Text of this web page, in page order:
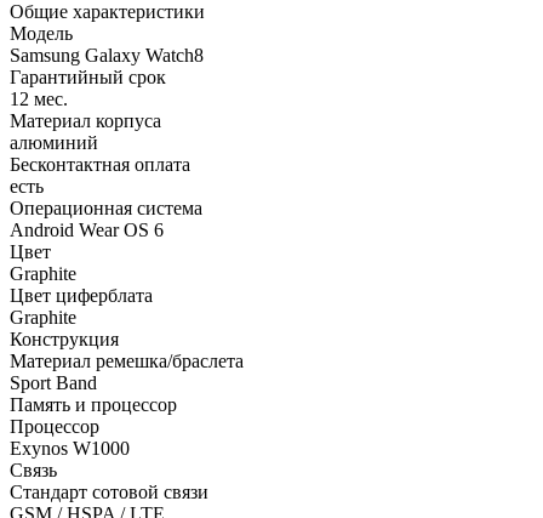
Общие характеристики
Модель
Samsung Galaxy Watch8
Гарантийный срок
12 мес.
Материал корпуса
алюминий
Бесконтактная оплата
есть
Операционная система
Android Wear OS 6
Цвет
Graphite
Цвет циферблата
Graphite
Конструкция
Материал ремешка/браслета
Sport Band
Память и процессор
Процессор
Exynos W1000
Связь
Стандарт сотовой связи